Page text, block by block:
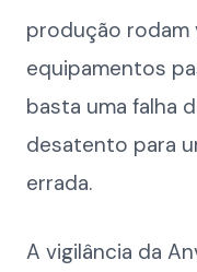
produção rodam
equipamentos
basta uma falha
desatento para
errada.
A vigilância da